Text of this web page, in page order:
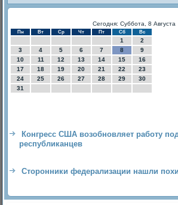
Сегодня: Суббота, 8 Августа
Пн Вт Ср Чт Пт Сб Вс
1
2
3
4 5 6 7 8
9
10
11 12 13 14 15
16
17
18 19 20 21 22
23
24
25 26 27 28 29
30
31
Конгресс США возобновляет работу
республиканцев
Сторонники федерализации нашли